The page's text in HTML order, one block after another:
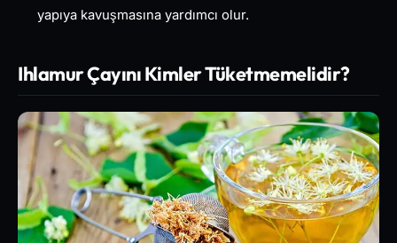
yapıya kavuşmasına yardımcı olur.
Ihlamur Çayını Kimler Tüketmemelidir?